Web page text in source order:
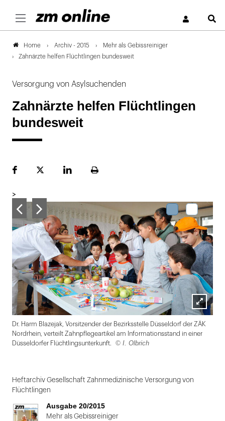
Home Archiv - 2015
Mehr als Gebissreiniger
Zahnärzte helfen Flüchtlingen bundesweit
Versorgung von Asylsuchenden
Zahnärzte helfen Flüchtlingen
bundesweit
FacebookPlattformLinekdInSeite
>
Lightbox
öffnen
Dr. Harm Blazejak, Vorsitzender der Bezirksstelle Düsseldorf der ZÄK
Nordrhein, verteilt Zahnpflegeartikel am Informationsstand in einer
Düsseldorfer Flüchtlingsunterkunft.
© I. Olbrich
1
von
2
Heftarchiv Gesellschaft Zahnmedizinische Versorgung von
Flüchtlingen
Ausgabe 20/2015
Mehr als Gebissreiniger